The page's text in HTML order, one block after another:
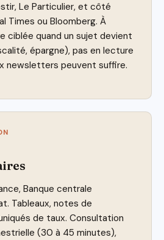
Le Particulier, et côté
Times ou Bloomberg. À
ciblée quand un sujet devient
épargne), pas en lecture
newsletters peuvent suffire.
Banque centrale
Tableaux, notes de
de taux. Consultation
(30 à 45 minutes),